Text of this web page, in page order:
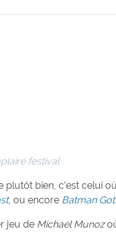
festival
plutôt bien, c’est celui
, ou encore Batman
jeu de Michael Munoz